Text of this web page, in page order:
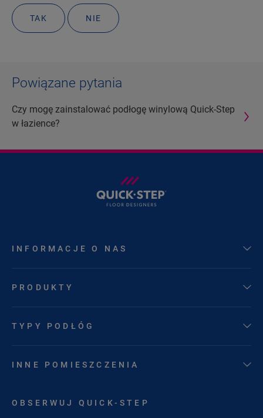
TAK NIE
Powiązane pytania
Czy mogę zainstalować podłogę winylową Quick-Step
w łazience?
INFORMACJE O NAS
PRODUKTY
TYPY PODŁÓG
INNE POMIESZCZENIA
OBSERWUJ QUICK-STEP